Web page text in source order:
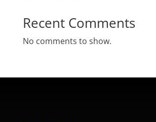
Recent Comments
No comments to show.